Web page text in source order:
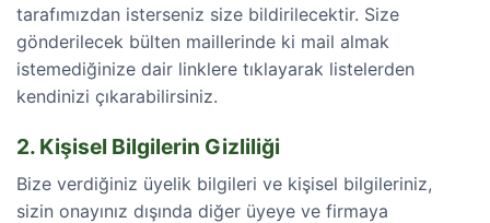
tarafımızdan isterseniz size bildirilecektir. Size
gönderilecek bülten maillerinde ki mail almak
istemediğinize dair linklere tıklayarak listelerden
kendinizi çıkarabilirsiniz.
2. Kişisel Bilgilerin Gizliliği
Bize verdiğiniz üyelik bilgileri ve kişisel bilgileriniz,
sizin onayınız dışında diğer üyeye ve firmaya